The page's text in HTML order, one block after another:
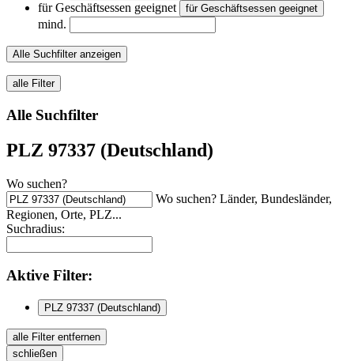
für Geschäftsessen geeignet
für Geschäftsessen geeignet
mind.
Alle Suchfilter anzeigen
alle Filter
Alle Suchfilter
PLZ 97337 (Deutschland)
Wo suchen?
Wo suchen? Länder, Bundesländer,
Regionen, Orte, PLZ...
Suchradius:
Aktive Filter:
PLZ 97337 (Deutschland)
alle Filter entfernen
schließen